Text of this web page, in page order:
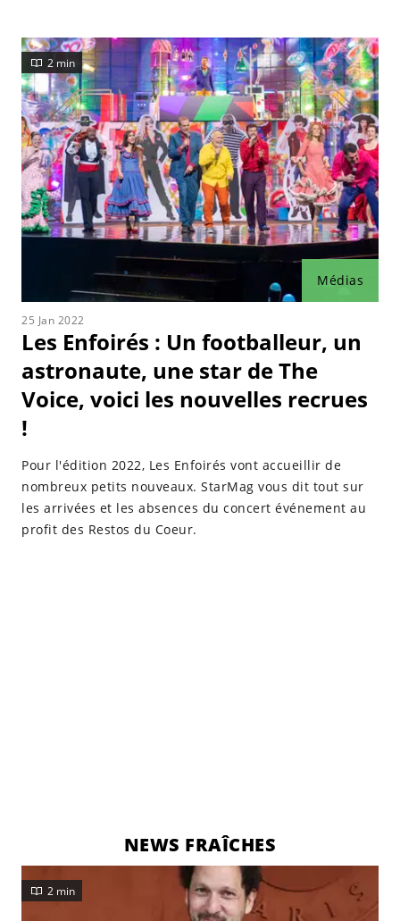
Médias
2 min
25 Jan 2022
Les Enfoirés : Un footballeur, un
astronaute, une star de The
Voice, voici les nouvelles recrues
!
Pour l'édition 2022, Les Enfoirés vont accueillir de
nombreux petits nouveaux. StarMag vous dit tout sur
les arrivées et les absences du concert événement au
profit des Restos du Coeur.
NEWS FRAÎCHES
2 min